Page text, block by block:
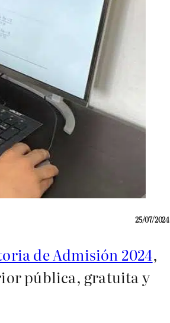
25/07/2024
de Admisión 2024,
pública, gratuita y